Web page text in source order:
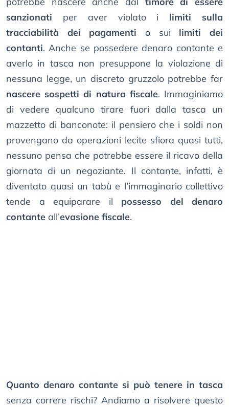
sanzionati per aver violato i limiti sulla
tracciabilità dei pagamenti o sui limiti dei
contanti. Anche se possedere denaro contante e
averlo in tasca non presuppone la violazione di
nessuna legge, un discreto gruzzolo potrebbe far
nascere sospetti di natura fiscale. Immaginiamo
di vedere qualcuno tirare fuori dalla tasca un
mazzetto di banconote: il pensiero che i soldi non
provengano da operazioni lecite sfiora quasi tutti,
nessuno pensa che potrebbe essere il ricavo della
giornata di un negoziante. Il contante, infatti, è
diventato quasi un tabù e l’immaginario collettivo
tende a equiparare il possesso del denaro
contante all’evasione fiscale.
Quanto denaro contante si può tenere in tasca
senza correre rischi? Andiamo a risolvere questo